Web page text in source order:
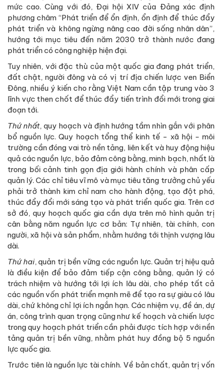
mức cao. Cùng với đó, Đại hội XIV của Đảng xác định
phương châm “Phát triển để ổn định, ổn định để thúc đẩy
phát triển và không ngừng nâng cao đời sống nhân dân”,
hướng tới mục tiêu đến năm 2030 trở thành nước đang
phát triển có công nghiệp hiện đại.
Tuy nhiên, với đặc thù của một quốc gia đang phát triển,
đất chật, người đông và có vị trí địa chiến lược ven Biển
Đông, nhiều ý kiến cho rằng Việt Nam cần tập trung vào 3
lĩnh vực then chốt để thúc đẩy tiến trình đổi mới trong giai
đoạn tới.
Thứ nhất, quy hoạch và định hướng tầm nhìn gắn với phân
bổ nguồn lực. Quy hoạch tổng thể kinh tế - xã hội - môi
trường cần đóng vai trò nền tảng, liên kết và huy động hiệu
quả các nguồn lực, bảo đảm công bằng, minh bạch, nhất là
trong bối cảnh tinh gọn địa giới hành chính và phân cấp
quản lý. Các chỉ tiêu vĩ mô và mục tiêu tăng trưởng chủ yếu
phải trở thành kim chỉ nam cho hành động, tạo đột phá,
thúc đẩy đổi mới sáng tạo và phát triển quốc gia. Trên cơ
sở đó, quy hoạch quốc gia cần dựa trên mô hình quản trị
cân bằng năm nguồn lực cơ bản: Tự nhiên, tài chính, con
người, xã hội và sản phẩm, nhằm hướng tới thịnh vượng lâu
dài.
Thứ hai, quản trị bền vững các nguồn lực. Quản trị hiệu quả
là điều kiện để bảo đảm tiếp cận công bằng, quản lý có
trách nhiệm và hướng tới lợi ích lâu dài, cho phép tất cả
các nguồn vốn phát triển mạnh mẽ để tạo ra sự giàu có lâu
dài, chứ không chỉ lợi ích ngắn hạn. Các nhiệm vụ, đề án, dự
án, công trình quan trọng cũng như kế hoạch và chiến lược
trong quy hoạch phát triển cần phải được tích hợp với nền
tảng quản trị bền vững, nhằm phát huy đồng bộ 5 nguồn
lực quốc gia.
Trước tiên là nguồn lực tài chính. Về bản chất, quản trị vốn